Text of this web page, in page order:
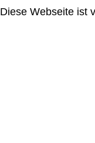
Diese Webseite ist